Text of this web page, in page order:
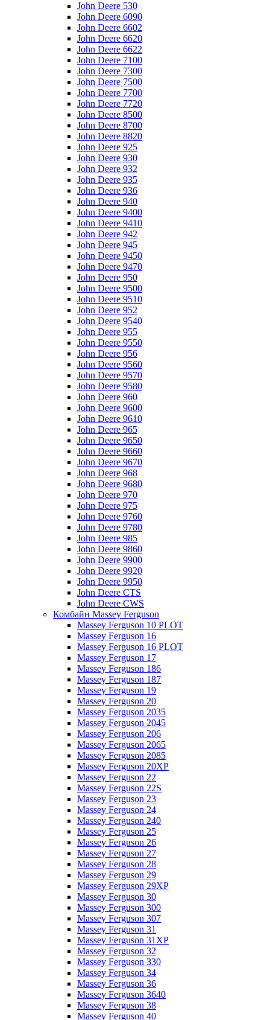
John Deere 530
John Deere 6090
John Deere 6602
John Deere 6620
John Deere 6622
John Deere 7100
John Deere 7300
John Deere 7500
John Deere 7700
John Deere 7720
John Deere 8500
John Deere 8700
John Deere 8820
John Deere 925
John Deere 930
John Deere 932
John Deere 935
John Deere 936
John Deere 940
John Deere 9400
John Deere 9410
John Deere 942
John Deere 945
John Deere 9450
John Deere 9470
John Deere 950
John Deere 9500
John Deere 9510
John Deere 952
John Deere 9540
John Deere 955
John Deere 9550
John Deere 956
John Deere 9560
John Deere 9570
John Deere 9580
John Deere 960
John Deere 9600
John Deere 9610
John Deere 965
John Deere 9650
John Deere 9660
John Deere 9670
John Deere 968
John Deere 9680
John Deere 970
John Deere 975
John Deere 9760
John Deere 9780
John Deere 985
John Deere 9860
John Deere 9900
John Deere 9920
John Deere 9950
John Deere CTS
John Deere CWS
Комбайн Massey Ferguson
Massey Ferguson 10 PLOT
Massey Ferguson 16
Massey Ferguson 16 PLOT
Massey Ferguson 17
Massey Ferguson 186
Massey Ferguson 187
Massey Ferguson 19
Massey Ferguson 20
Massey Ferguson 2035
Massey Ferguson 2045
Massey Ferguson 206
Massey Ferguson 2065
Massey Ferguson 2085
Massey Ferguson 20XP
Massey Ferguson 22
Massey Ferguson 22S
Massey Ferguson 23
Massey Ferguson 24
Massey Ferguson 240
Massey Ferguson 25
Massey Ferguson 26
Massey Ferguson 27
Massey Ferguson 28
Massey Ferguson 29
Massey Ferguson 29XP
Massey Ferguson 30
Massey Ferguson 300
Massey Ferguson 307
Massey Ferguson 31
Massey Ferguson 31XP
Massey Ferguson 32
Massey Ferguson 330
Massey Ferguson 34
Massey Ferguson 36
Massey Ferguson 3640
Massey Ferguson 38
Massey Ferguson 40